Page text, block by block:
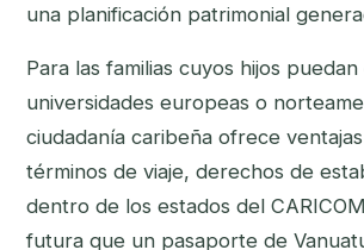
una planificación patrimonial
Para las familias cuyos hijos
universidades europeas o
ciudadanía caribeña ofrece
términos de viaje, derechos de
dentro de los estados del
futura que un pasaporte de